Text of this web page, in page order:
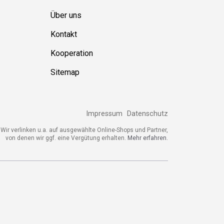
Über uns
Kontakt
Kooperation
Sitemap
Impressum Datenschutz
verlinken u.a. auf ausgewählte Online-Shops und Partner,
von denen wir ggf. eine Vergütung erhalten. Mehr erfahren.